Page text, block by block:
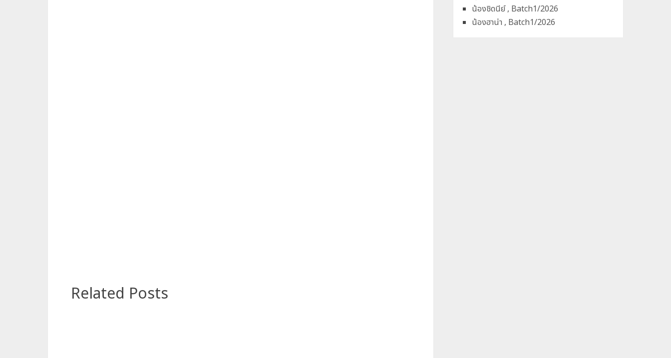
Related Posts
น้องชิดนีย์ , Batch1/2026
น้องฮาน่า , Batch1/2026